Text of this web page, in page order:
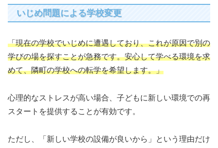
いじめ問題による学校変更
「現在の学校でいじめに遭遇しており、これが原因で別の
学びの場を探すことが急務です。安心して学べる環境を求
めて、隣町の学校への転学を希望します。」
心理的なストレスが高い場合、子どもに新しい環境での再
スタートを提供することが有効です。
ただし、「新しい学校の設備が良いから」という理由だけ